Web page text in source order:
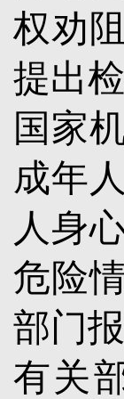
权劝
提出
国家
成年
人身
危险
部门报
有关